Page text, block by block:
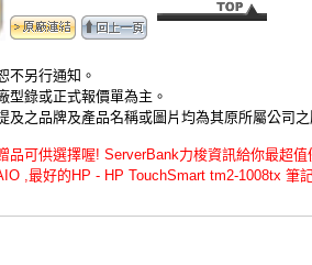
不另行通知。
型錄或正式報價單為主。
及之品牌及產品名稱或圖片均為其原所屬公司
品可供選擇喔! ServerBank力梭資訊給你最超
,最好的HP - HP TouchSmart tm2-1008tx 筆